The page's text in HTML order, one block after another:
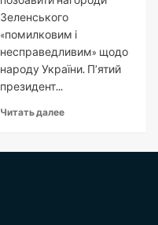
Зеленського
«помилковим і
несправедливим» щодо
народу України. П’ятий
президент...
Читать далее